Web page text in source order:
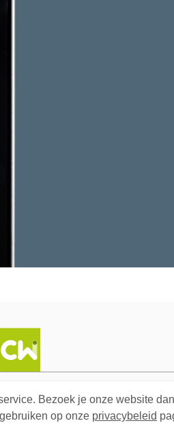
Bezoek je onze website
op onze privacybeleid